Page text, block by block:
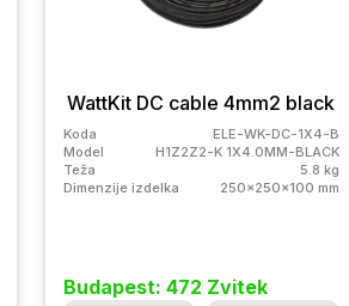
WattKit DC cable 4mm2 black
Koda
ELE-WK-DC-1X4-B
Model
H1Z2Z2-K 1X4.0MM-BLACK
Teža
5.8 kg
Dimenzije izdelka
250x250x100 mm
Budapest: 472 Zvitek